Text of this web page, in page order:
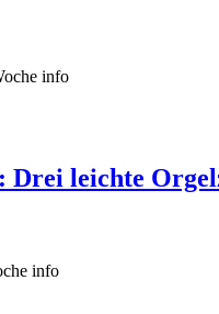
info
Drei leichte
info